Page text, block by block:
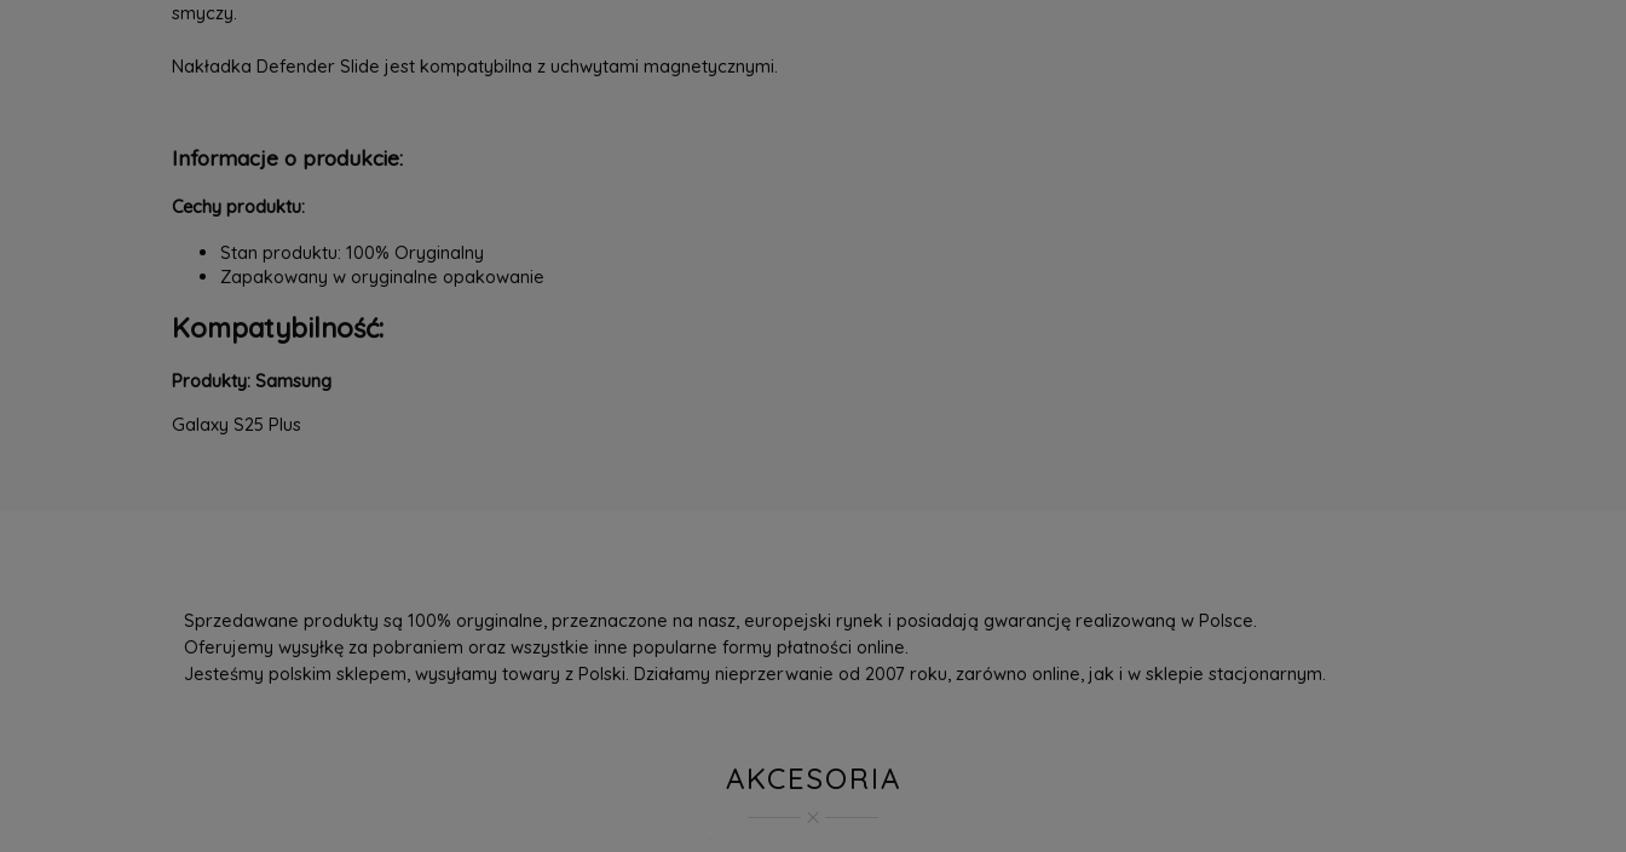
smyczy.
Nakładka Defender Slide jest kompatybilna z uchwytami magnetycznymi.
Informacje o produkcie:
Cechy produktu:
Stan produktu: 100% Oryginalny
Zapakowany w oryginalne opakowanie
Kompatybilność:
Produkty: Samsung
Galaxy S25 Plus
Sprzedawane produkty są 100% oryginalne, przeznaczone na nasz, europejski rynek i posiadają gwarancję realizowaną w Polsce.
Oferujemy wysyłkę za pobraniem oraz wszystkie inne popularne formy płatności online.
Jesteśmy polskim sklepem, wysyłamy towary z Polski. Działamy nieprzerwanie od 2007 roku, zarówno online, jak i w sklepie stacjonarnym.
AKCESORIA